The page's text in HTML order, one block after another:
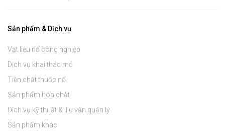
Sản phẩm & Dịch vụ
Vật liệu nổ công nghiệp
Dịch vụ khai thác mỏ
Tiền chất thuốc nổ
Sản phẩm hóa chất
Dịch vụ kỹ thuật & Tư vấn quản lý
Sản phẩm khác